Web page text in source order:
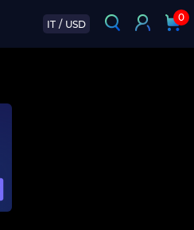
IT / USD
0